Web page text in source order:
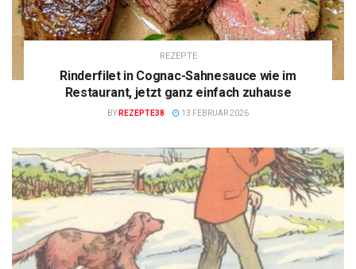
REZEPTE
Rinderfilet in Cognac-Sahnesauce wie im
Restaurant, jetzt ganz einfach zuhause
BY REZEPTE38 13 FEBRUAR 2026